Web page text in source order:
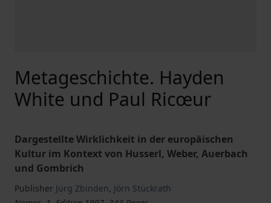
Metageschichte. Hayden
White und Paul Ricœur
Dargestellte Wirklichkeit in der europäischen
Kultur im Kontext von Husserl, Weber, Auerbach
und Gombrich
Publisher Jürg Zbinden, Jörn Stückrath